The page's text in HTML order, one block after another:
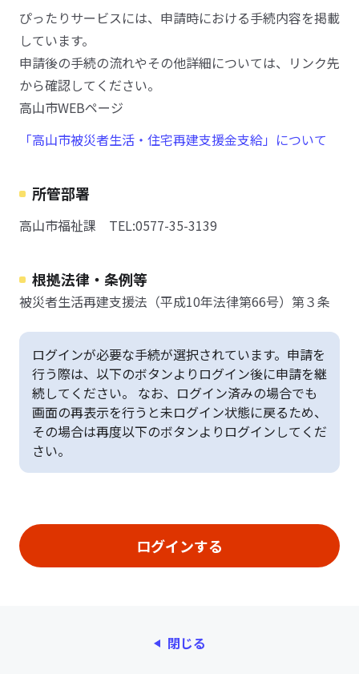
ぴったりサービスには、申請時における手続内容を掲載
しています。
申請後の手続の流れやその他詳細については、リンク先
から確認してください。
高山市WEBページ
「高山市被災者生活・住宅再建支援金支給」について
所管部署
高山市福祉課 TEL:0577-35-3139
根拠法律・条例等
被災者生活再建支援法（平成10年法律第66号）第３条
ログインが必要な手続が選択されています。申請を
行う際は、以下のボタンよりログイン後に申請を継
続してください。 なお、ログイン済みの場合でも
画面の再表示を行うと未ログイン状態に戻るため、
その場合は再度以下のボタンよりログインしてくだ
さい。
閉じる